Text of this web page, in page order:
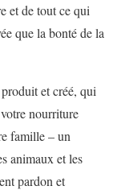
et de tout ce qui
que la bonté de la
et créé, qui
nourriture
famille – un
animaux et les
pardon et